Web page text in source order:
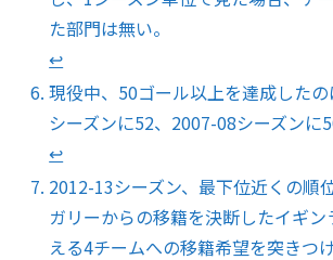
た部門は無い。
↩︎
現役中、50ゴール以上を達成した
シーズンに52、2007-08シーズンに
↩︎
2012-13シーズン、最下位近くの順
ガリーからの移籍を決断したイギ
える4チームへの移籍希望を突きつ